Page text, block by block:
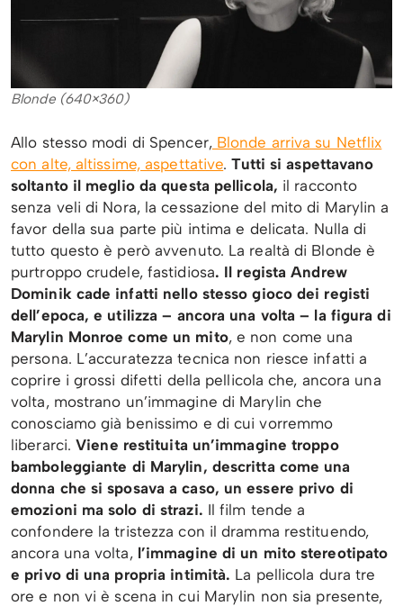
Blonde (640×360)
Allo stesso modi di Spencer,Blonde arriva su Netflix
con alte, altissime, aspettative.Tutti si aspettavano
soltanto il meglio da questa pellicola, il racconto
senza veli di Nora, la cessazione del mito di Marylin a
favor della sua parte più intima e delicata. Nulla di
tutto questo è però avvenuto. La realtà di Blonde è
purtroppo crudele, fastidiosa. Il regista Andrew
Dominik cade infatti nello stesso gioco dei registi
dell’epoca, e utilizza – ancora una volta – la figura di
Marylin Monroe come un mito, e non come una
persona. L’accuratezza tecnica non riesce infatti a
coprire i grossi difetti della pellicola che, ancora una
volta, mostrano un’immagine di Marylin che
conosciamo già benissimo e di cui vorremmo
liberarci.Viene restituita un’immagine troppo
bamboleggiante di Marylin, descritta come una
donna che si sposava a caso, un essere privo di
emozioni ma solo di strazi. Il film tende a
confondere la tristezza con il dramma restituendo,
ancora una volta, l’immagine di un mito stereotipato
e privo di una propria intimità. La pellicola dura tre
ore e non vi è scena in cui Marylin non sia presente,